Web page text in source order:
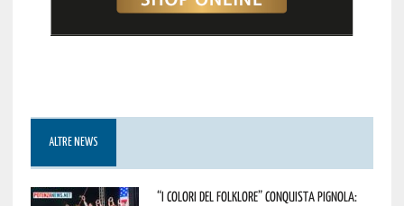
ALTRE NEWS
“I Colori del Folklore” conquista Pignola: